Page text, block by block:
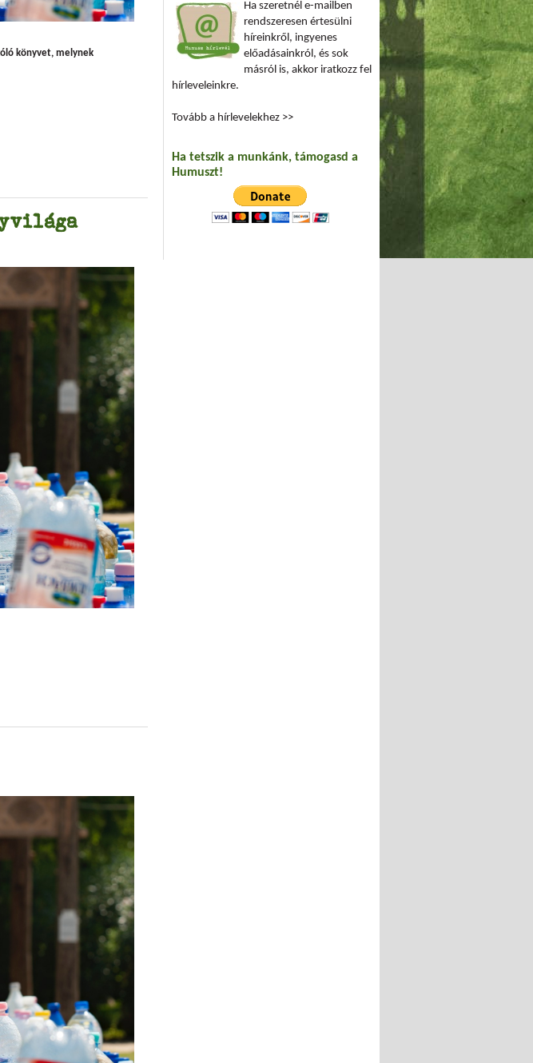
könyvet, melynek
Ha szeretnél e-mailben
rendszeresen értesülni
híreinkről, ingyenes
előadásainkról, és sok
másról is, akkor iratkozz fel
hírleveleinkre.
Tovább a hírlevelekhez >>
Ha tetszik a munkánk, támogasd a
Humuszt!